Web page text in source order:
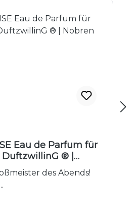
Bewertung von 5 von 5
Eau de Parfum für
DuftzwillinG ® |
des Abends!